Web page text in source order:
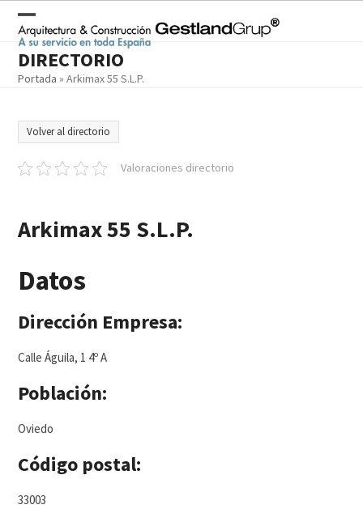
contentOpen
mobile
menu
Close
mobile
menu
DIRECTORIO
Portada »Arkimax 55 S.L.P.
Volver al directorio
Valoraciones directorio
Arkimax 55 S.L.P.
Datos
Dirección Empresa:
Calle Águila, 1 4º A
Población:
Oviedo
Código postal:
33003